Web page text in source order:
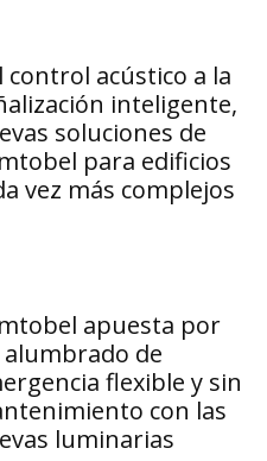
control acústico a la
inteligente,
soluciones de
para edificios
vez más complejos
apuesta por
de
flexible y sin
con las
luminarias